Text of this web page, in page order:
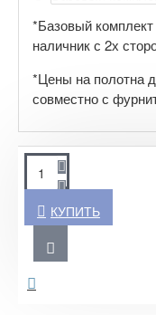
*Базовый комплект
наличник с 2х
*Цены на полотна
совместно с
КУПИТЬ